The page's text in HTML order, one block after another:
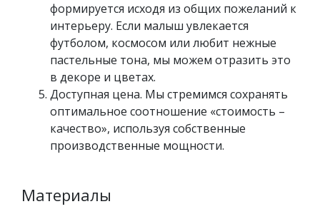
формируется исходя из общих пожеланий к
интерьеру. Если малыш увлекается
футболом, космосом или любит нежные
пастельные тона, мы можем отразить это
в декоре и цветах.
Доступная цена. Мы стремимся сохранять
оптимальное соотношение «стоимость –
качество», используя собственные
производственные мощности.
Материалы